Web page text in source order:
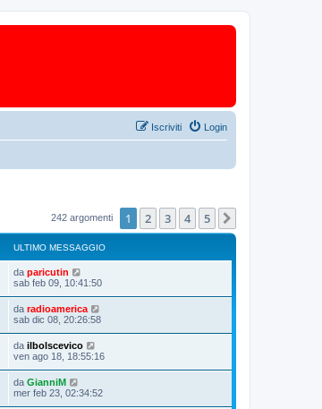
Login
Iscriviti
242 argomenti 1 2 3 4 5
ULTIMO MESSAGGIO
da paricutin
sab feb 09, 10:41:50
da radioamerica
sab dic 08, 20:26:58
da ilbolscevico
ven ago 18, 18:55:16
da GianniM
mer feb 23, 02:34:52